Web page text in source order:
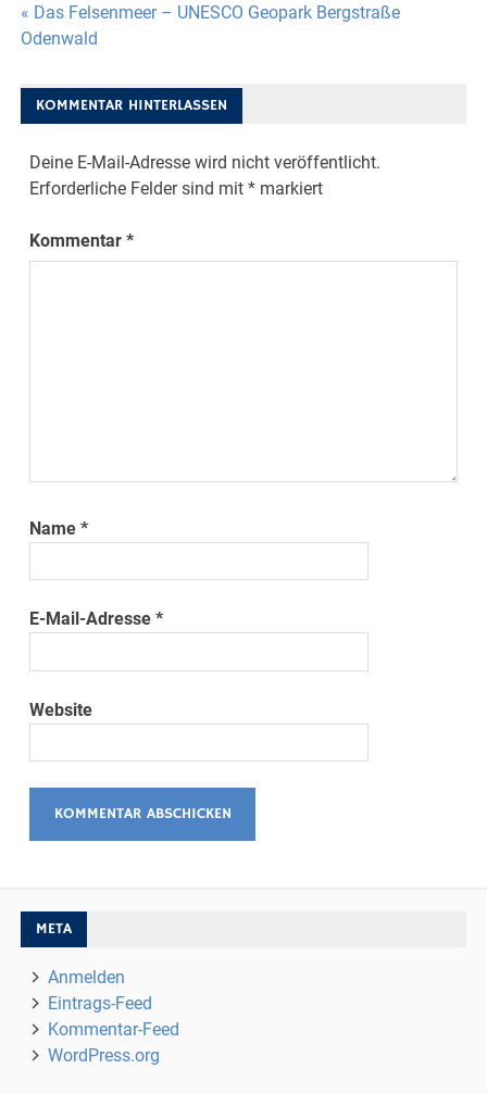
Beitragsnavigation
« Das Felsenmeer – UNESCO Geopark Bergstraße
Odenwald
KOMMENTAR HINTERLASSEN
Deine E-Mail-Adresse wird nicht veröffentlicht.
Erforderliche Felder sind mit* markiert
Kommentar*
Name*
E-Mail-Adresse*
Website
META
Anmelden
Eintrags-Feed
Kommentar-Feed
WordPress.org